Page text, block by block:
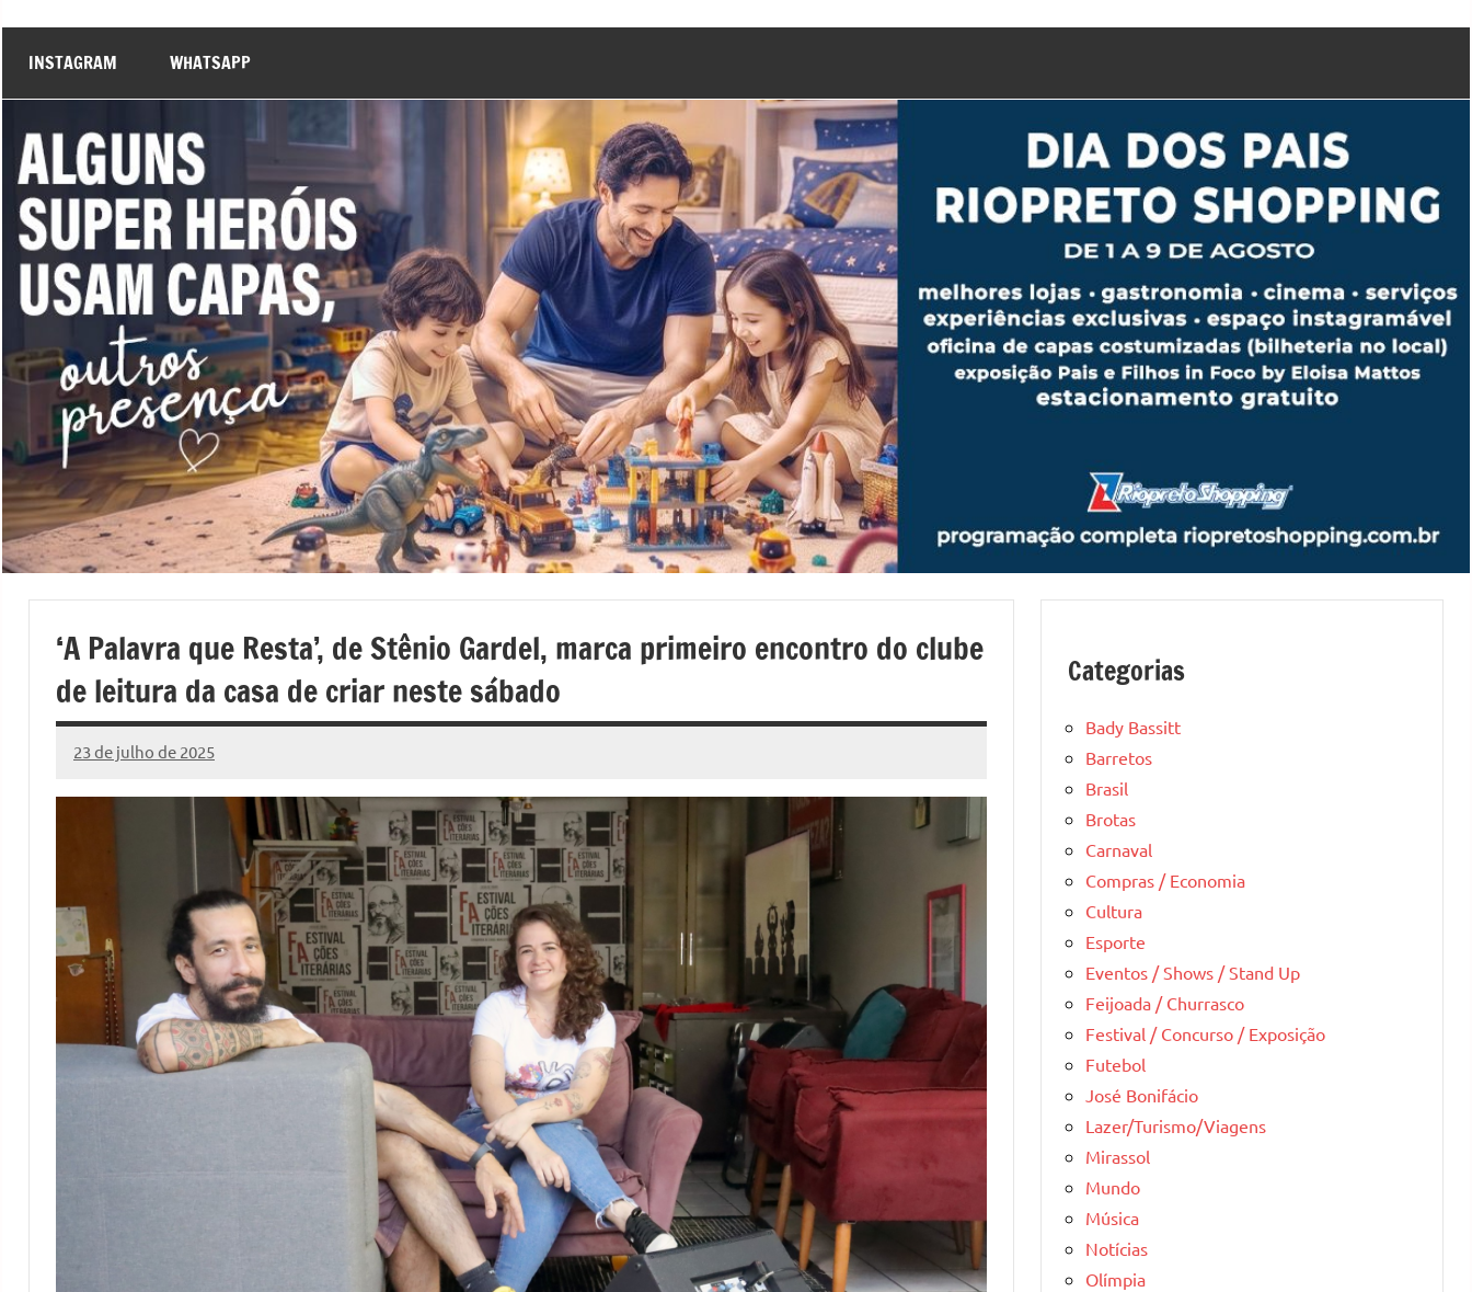
INSTAGRAM WHATSAPP
‘A Palavra que Resta’, de Stênio Gardel, marca primeiro encontro do clube
de leitura da casa de criar neste sábado
23 de julho de 2025
Marcelo
Fachin
290
comentários
Categorias
Bady Bassitt
Barretos
Brasil
Brotas
Carnaval
Compras / Economia
Cultura
Esporte
Eventos / Shows / Stand Up
Feijoada / Churrasco
Festival / Concurso / Exposição
Futebol
José Bonifácio
Lazer/Turismo/Viagens
Mirassol
Mundo
Música
Notícias
Olímpia